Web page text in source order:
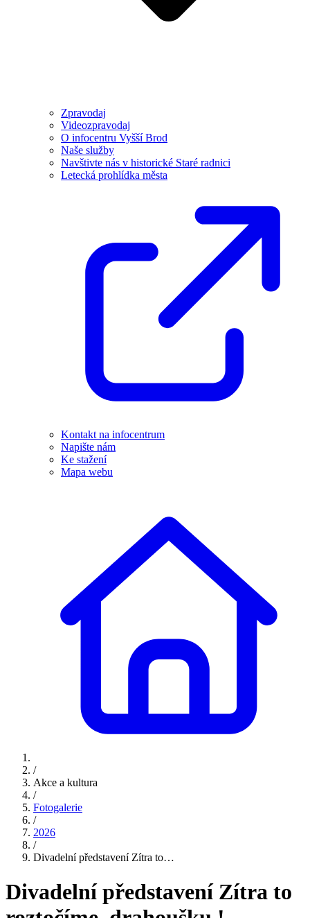
Zpravodaj
Videozpravodaj
O infocentru Vyšší Brod
Naše služby
Navštivte nás v historické Staré radnici
Letecká prohlídka města
Kontakt na infocentrum
Napište nám
Ke stažení
Mapa webu
/
Akce a kultura
/
Fotogalerie
/
2026
/
Divadelní představení Zítra to…
Divadelní představení Zítra to